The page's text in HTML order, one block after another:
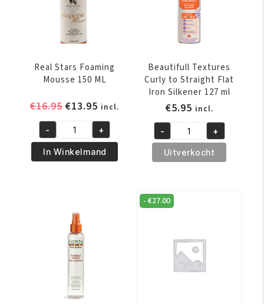
Real Stars Foaming
Mousse 150 ML
€16.95Oorspronkelijke
was:
€16.95.
€13.95 Huidige
prijs
is:
€13.95.
incl.
Real
Stars
Foaming
- +
In Winkelmand
Beautifull Textures
Curly to Straight Flat
Iron Silkener 127 ml
€5.95 incl.
Beautifull
Textures
Curly
Straight
Flat
Silkener
- +
Uitverkocht
-€27.00